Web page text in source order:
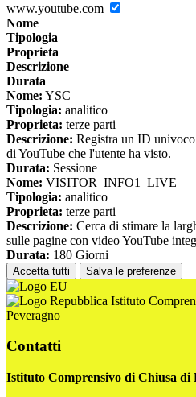
www.youtube.com
Nome
Tipologia
Proprieta
Descrizione
Durata
Nome: YSC
Tipologia: analitico
Proprieta: terze parti
Descrizione: Registra un ID
di YouTube che l'utente ha visto.
Durata: Sessione
Nome: VISITOR_INFO1_LIVE
Tipologia: analitico
Proprieta: terze parti
Descrizione: Cerca di stimare la
sulle pagine con video YouTube
Durata: 180 Giorni
Accetta tutti Salva le preferenze
Istituto
Peveragno
Contatti
Istituto Comprensivo di Chiusa di